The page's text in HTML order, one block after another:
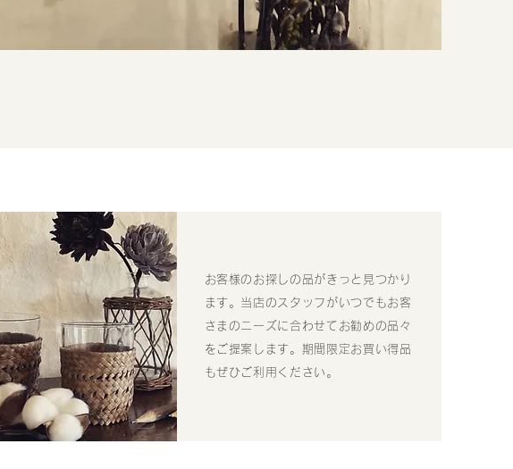
お客様のお探しの品がきっと見つかり
ます。当店のスタッフがいつでもお客
さまのニーズに合わせてお勧めの品々
をご提案します。期間限定お買い得品
もぜひご利用ください。